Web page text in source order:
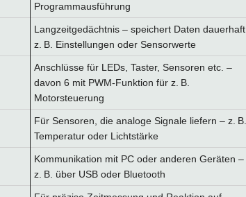
Programmausführung
Langzeitgedächtnis – speichert Daten dauerhaft,
z. B. Einstellungen oder Sensorwerte
Anschlüsse für LEDs, Taster, Sensoren etc. –
davon 6 mit PWM-Funktion für z. B.
Motorsteuerung
Für Sensoren, die analoge Signale liefern – z. B.
Temperatur oder Lichtstärke
Kommunikation mit PC oder anderen Geräten –
z. B. über USB oder Bluetooth